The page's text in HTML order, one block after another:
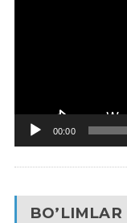
00:00
BO’LIMLAR